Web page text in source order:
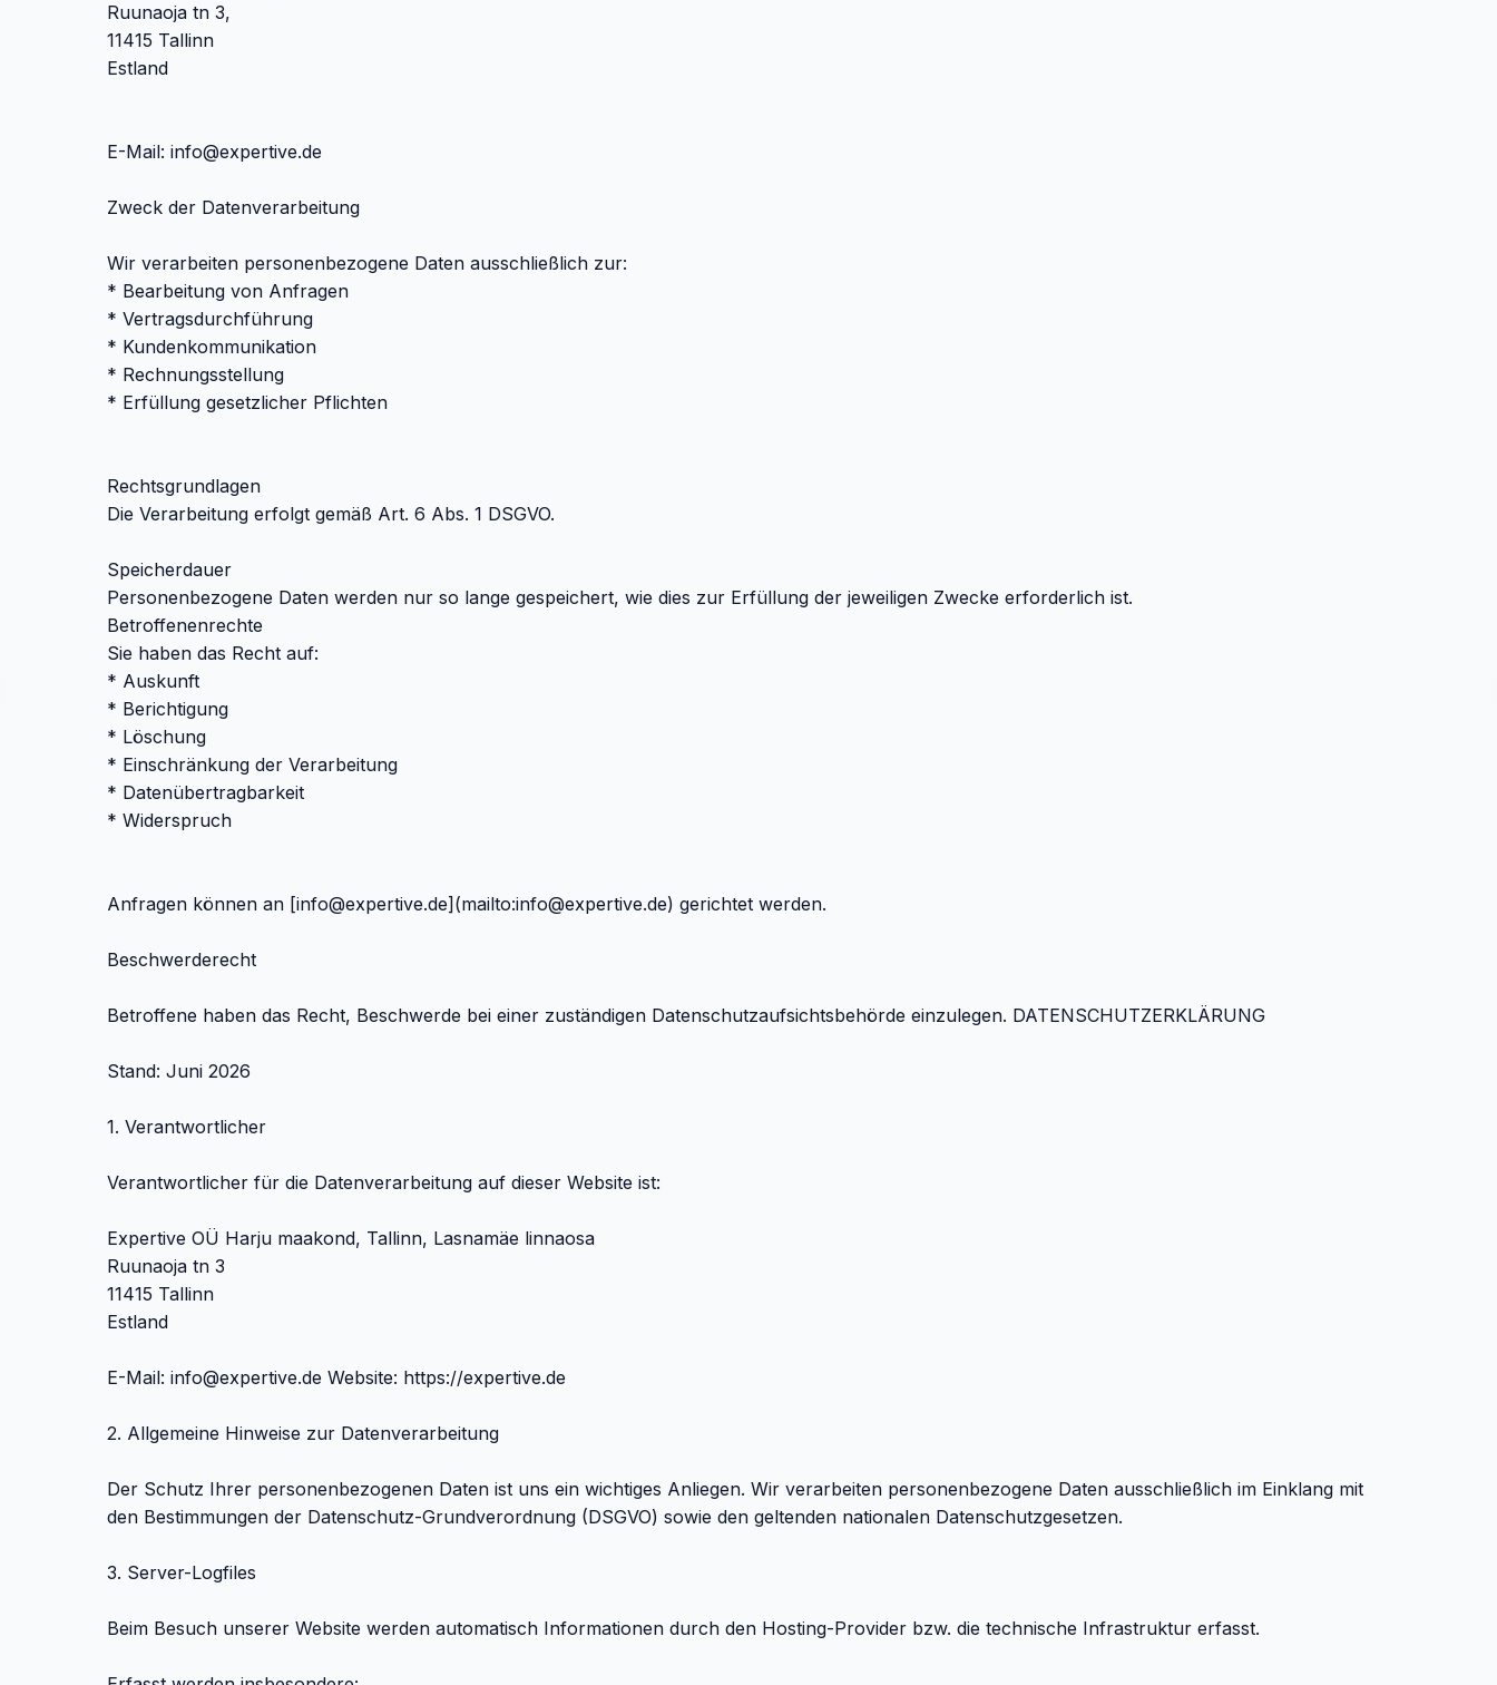
Ruunaoja tn 3,
11415 Tallinn
Estland
E-Mail: info@expertive.de
Zweck der Datenverarbeitung
Wir verarbeiten personenbezogene Daten ausschließlich zur:
* Bearbeitung von Anfragen
* Vertragsdurchführung
* Kundenkommunikation
* Rechnungsstellung
* Erfüllung gesetzlicher Pflichten
Rechtsgrundlagen
Die Verarbeitung erfolgt gemäß Art. 6 Abs. 1 DSGVO.
Speicherdauer
Personenbezogene Daten werden nur so lange gespeichert, wie dies zur Erfüllung der jeweiligen Zwecke erforderlich ist.
Betroffenenrechte
Sie haben das Recht auf:
* Auskunft
* Berichtigung
* Löschung
* Einschränkung der Verarbeitung
* Datenübertragbarkeit
* Widerspruch
Anfragen können an [info@expertive.de](mailto:info@expertive.de) gerichtet werden.
Beschwerderecht
Betroffene haben das Recht, Beschwerde bei einer zuständigen Datenschutzaufsichtsbehörde einzulegen. DATENSCHUTZERKLÄRUNG
Stand: Juni 2026
1. Verantwortlicher
Verantwortlicher für die Datenverarbeitung auf dieser Website ist:
Expertive OÜ Harju maakond, Tallinn, Lasnamäe linnaosa
Ruunaoja tn 3
11415 Tallinn
Estland
E-Mail: info@expertive.de Website: https://expertive.de
2. Allgemeine Hinweise zur Datenverarbeitung
Der Schutz Ihrer personenbezogenen Daten ist uns ein wichtiges Anliegen. Wir verarbeiten personenbezogene Daten ausschließlich im Einklang mit
den Bestimmungen der Datenschutz-Grundverordnung (DSGVO) sowie den geltenden nationalen Datenschutzgesetzen.
3. Server-Logfiles
Beim Besuch unserer Website werden automatisch Informationen durch den Hosting-Provider bzw. die technische Infrastruktur erfasst.